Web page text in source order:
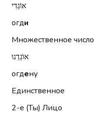
אוֹגְדִי
огди
Множественное число
אוֹגְדֵנוּ
огдену
Единственное
2-е (Ты) Лицо